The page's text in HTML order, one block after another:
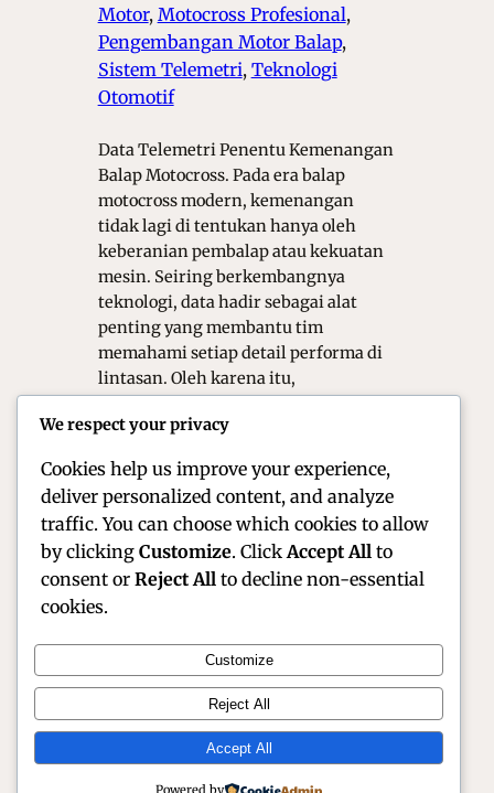
Motor, Motocross Profesional ,
Pengembangan Motor Balap ,
Sistem Telemetri, Teknologi
Otomotif
Data Telemetri Penentu Kemenangan
Balap Motocross. Pada era balap
motocross modern, kemenangan
tidak lagi di tentukan hanya oleh
keberanian pembalap atau kekuatan
mesin. Seiring berkembangnya
teknologi, data hadir sebagai alat
penting yang membantu tim
memahami setiap detail performa di
lintasan. Oleh karena itu,
satu faktor utama yang menentukan
Official Site of Christian Montanari | Racer &
Motorsport Profile
We respect your privacy
Cookies help us improve your experience,
deliver personalized content, and analyze
traffic. You can choose which cookies to allow
by clicking Customize. Click Accept All to
consent or Reject All to decline non-essential
cookies.
Customize
Reject All
Accept All
Powered by